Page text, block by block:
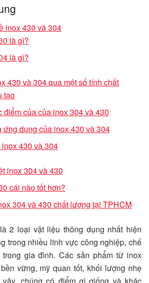
inox 430 và 304
là gì?
là gì?
430 và 304 qua một số tính chất
tạo
điểm của của inox 304 và 430
ứng dụng của inox 430 và 304
430 và 304
inox 304 và 430
cái nào tốt hơn?
304 và 430 chất lượng tại TPHCM
là 2 loại vật liệu thông dụng nhất hiện
trong nhiều lĩnh vực công nghiệp, chế
gia đình. Các sản phẩm từ inox
vững, mỹ quan tốt, khối lượng nhẹ